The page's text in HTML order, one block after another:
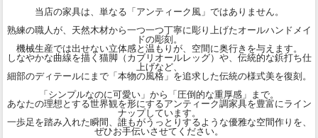
当店の家具は、単なる「アンティーク風」ではありません。
熟練の職人が、天然木材から一つ一つ丁寧に彫り上げたオールハンドメイ
ドの彫刻。
機械生産では出せない立体感と温もりが、空間に奥行きを与えます。
しなやかな曲線を描く猫脚（カブリオールレッグ）や、伝統的な鋲打ち仕
上げなど、
細部のディテールにまで「本物の風格」を追求した伝統の様式美を復刻。
「シンプルなのに可愛い」から「圧倒的な重厚感」まで。
あなたの理想とする世界観を形にするアンティーク調家具を豊富にライン
ナップしています。
一歩足を踏み入れた瞬間、誰もがうっとりするような優雅な空間作りを、
ぜひお手伝いさせてください。